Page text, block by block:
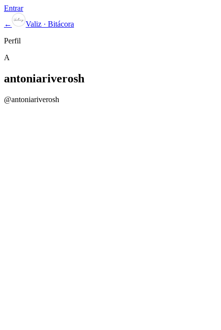
Entrar
←
Valiz · Bitácora
Perfil
A
antoniariverosh
@antoniariverosh